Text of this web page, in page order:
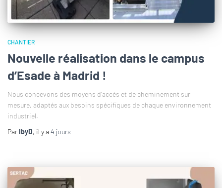
CHANTIER
Nouvelle réalisation dans le campus
d’Esade à Madrid !
Nous concevons des moyens d’accès et de cheminement sur
mesure, adaptés aux besoins spécifiques de chaque environnement
industriel.
ParIbyD, il y a 4 jours